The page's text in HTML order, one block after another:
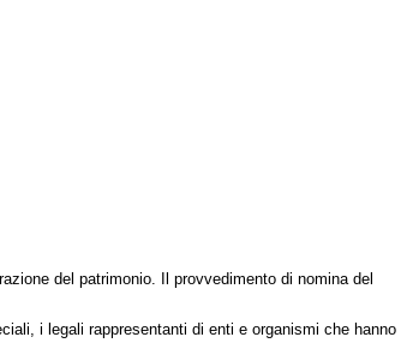
del patrimonio. Il provvedimento di nomina del
i legali rappresentanti di enti e organismi che hanno